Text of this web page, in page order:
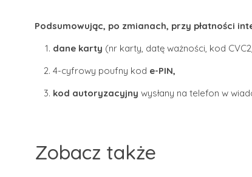
Podsumowując, po zmianach, przy płatności
dane karty (nr karty, datę ważności, kod
4-cyfrowy poufny kod e-PIN,
kod autoryzacyjny wysłany na telefon w
Zobacz także